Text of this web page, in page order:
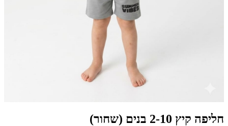
חליפה קיץ 2-10 בנים (שחור)